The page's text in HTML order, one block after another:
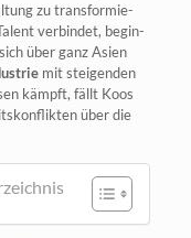
zu trans­for­mie­
ver­bin­det, begin­
über ganz Asi­en
mit stei­gen­den
kämpft, fällt Koos
über die